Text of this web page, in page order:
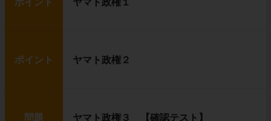
ポイント ヤマト政権１
ポイント ヤマト政権２
問題 ヤマト政権３ 【確認テスト】